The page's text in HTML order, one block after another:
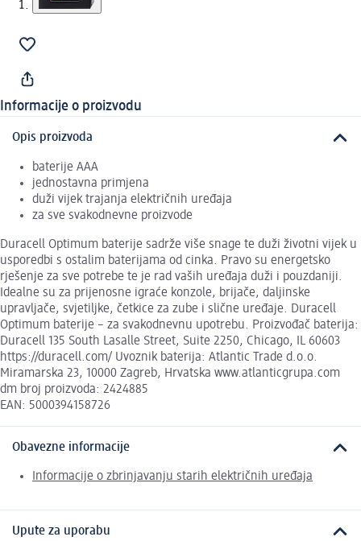
Informacije o proizvodu
Opis proizvoda
baterije AAA
jednostavna primjena
duži vijek trajanja električnih uređaja
za sve svakodnevne proizvode
Duracell Optimum baterije sadrže više snage te duži životni vijek u
usporedbi s ostalim baterijama od cinka. Pravo su energetsko
rješenje za sve potrebe te je rad vaših uređaja duži i pouzdaniji.
Idealne su za prijenosne igraće konzole, brijače, daljinske
upravljače, svjetiljke, četkice za zube i slične uređaje. Duracell
Optimum baterije – za svakodnevnu upotrebu. Proizvođač baterija:
Duracell 135 South Lasalle Street, Suite 2250, Chicago, IL 60603
https://duracell.com/ Uvoznik baterija: Atlantic Trade d.o.o.
Miramarska 23, 10000 Zagreb, Hrvatska www.atlanticgrupa.com
dm broj proizvoda: 2424885
EAN: 5000394158726
Obavezne informacije
Informacije o zbrinjavanju starih električnih uređaja
Upute za uporabu